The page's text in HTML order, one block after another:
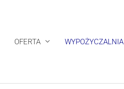
OFERTA WYPOŻYCZALNIA